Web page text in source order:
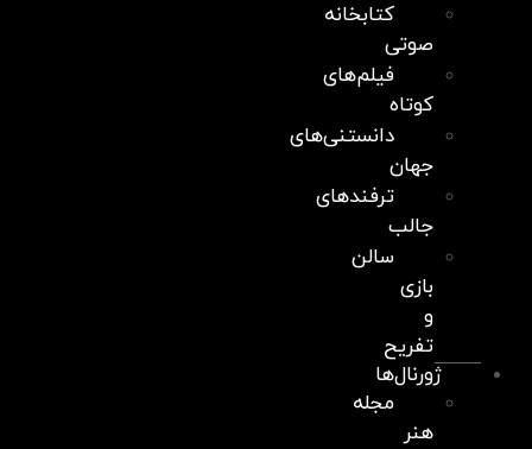
کتابخانه
صوتی
فیلم‌های
کوتاه
دانستنی‌های
جهان
ترفندهای
جالب
سالن
بازی
و
تفریح
ژورنال‌ها
مجله
هنر